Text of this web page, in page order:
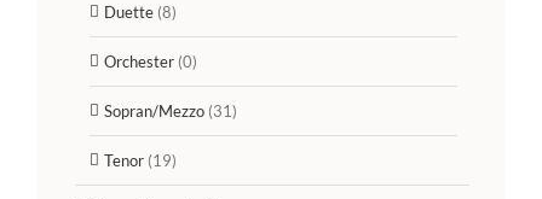
Duette (8)
Orchester (0)
Sopran/Mezzo (31)
Tenor (19)